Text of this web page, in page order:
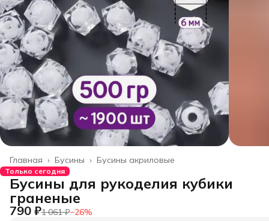
Бусины акриловые
Бусины ›
Главная ›
Только сегодня
Бусины для рукоделия кубики
граненые
790 ₽1 061 ₽−26%